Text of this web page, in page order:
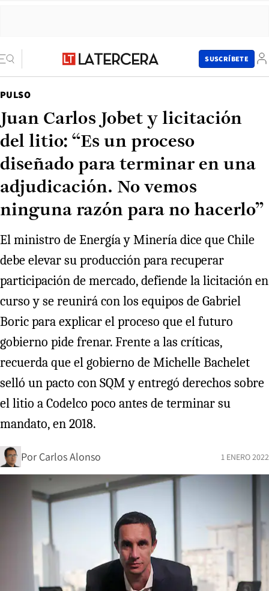
SUSCRÍBETE
PULSO
Juan Carlos Jobet y licitación
del litio: “Es un proceso
diseñado para terminar en una
adjudicación. No vemos
ninguna razón para no hacerlo”
El ministro de Energía y Minería dice que Chile
debe elevar su producción para recuperar
participación de mercado, defiende la licitación en
curso y se reunirá con los equipos de Gabriel
Boric para explicar el proceso que el futuro
gobierno pide frenar. Frente a las críticas,
recuerda que el gobierno de Michelle Bachelet
selló un pacto con SQM y entregó derechos sobre
el litio a Codelco poco antes de terminar su
mandato, en 2018.
Por Carlos Alonso 1 ENERO 2022